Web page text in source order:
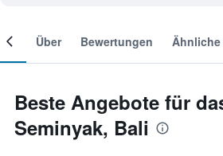
Über Bewertungen
Beste Angebote für
Seminyak, Bali